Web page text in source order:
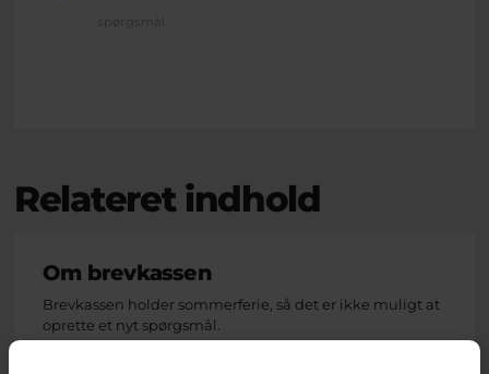
spørgsmål
Relateret indhold
Om brevkassen
Brevkassen holder sommerferie, så det er ikke muligt at
oprette et nyt spørgsmål.